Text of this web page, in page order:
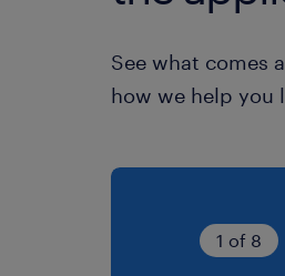
See what comes
how we help you
1 of 8